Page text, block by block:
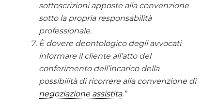
sottoscrizioni apposte alla convenzione
sotto la propria responsabilità
professionale.
È dovere deontologico degli avvocati
informare il cliente all’atto del
conferimento dell’incarico della
possibilità di ricorrere alla convenzione di
negoziazione assistita.”